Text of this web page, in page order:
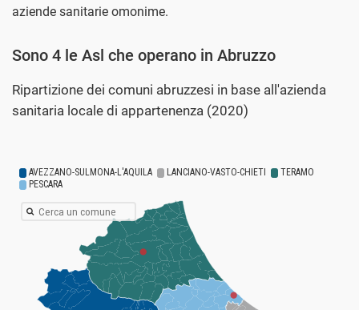
aziende sanitarie omonime.
Sono 4 le Asl che operano in Abruzzo
Ripartizione dei comuni abruzzesi in base all'azienda
sanitaria locale di appartenenza (2020)